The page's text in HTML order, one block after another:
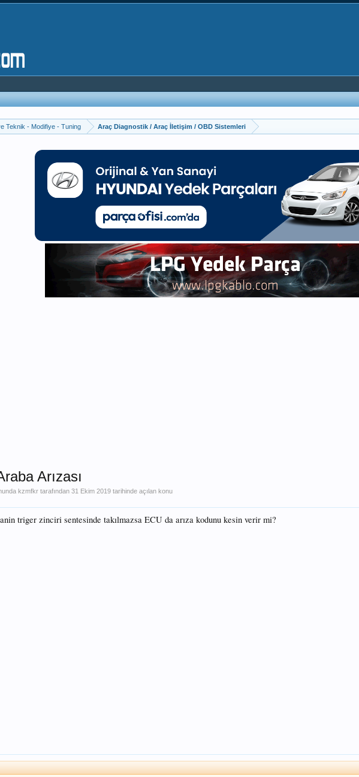
Teknik - Modifiye - Tuning Araç Diagnostik / Araç İletişim / OBD Sistemleri
Arızası
kzmfkr tarafından31 Ekim 2019 tarihinde açılan konu
triger zinciri sentesinde takılmazsa ECU da arıza kodunu kesin verir mi?